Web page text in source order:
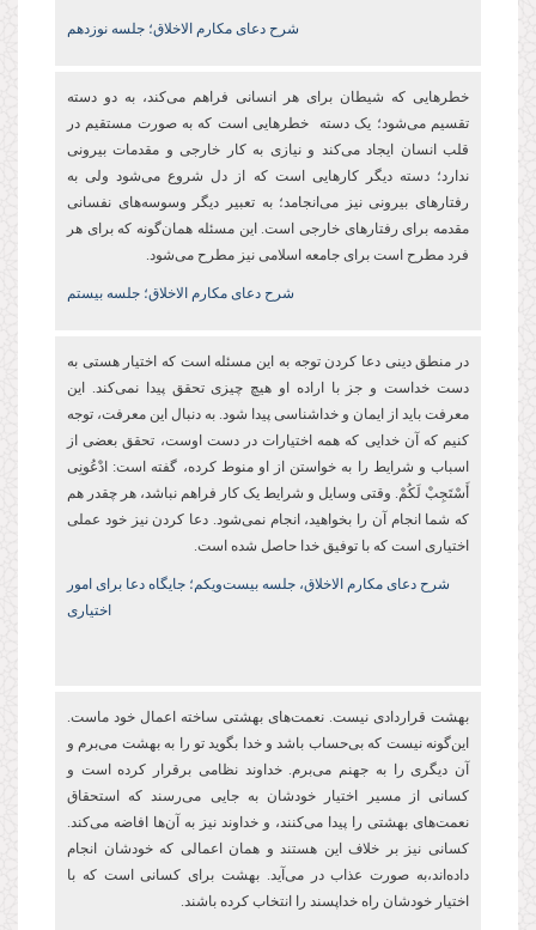
شرح دعای مکارم الاخلاق؛ جلسه نوزدهم
خطرهایی که شیطان برای هر انسانی فراهم می‌کند، به دو دسته
تقسیم می‌شود؛ یک دسته خطرهایی است که به صورت مستقیم در
قلب انسان ایجاد می‌کند و نیازی به کار خارجی و مقدمات بیرونی
ندارد؛ دسته دیگر کارهایی است که از دل شروع می‌شود ولی به
رفتارهای بیرونی نیز می‌انجامد؛ به تعبیر دیگر وسوسه‌های نفسانی
مقدمه برای رفتارهای خارجی است. این مسئله همان‌گونه که برای هر
فرد مطرح است برای جامعه اسلامی نیز مطرح می‌شود.
شرح دعای مکارم الاخلاق؛ جلسه بیستم
در منطق دینی دعا کردن توجه به این مسئله است که اختیار هستی به
دست خداست و جز با اراده او هیچ چیزی تحقق پیدا نمی‌کند. این
معرفت باید از ایمان و خداشناسی پیدا شود. به دنبال این معرفت، توجه
کنیم که آن خدایی که همه اختیارات در دست اوست، تحقق بعضی از
اسباب و شرایط را به خواستن از او منوط کرده، گفته است: ادْعُونِی
أَسْتَجِبْ لَكُمْ. وقتی وسایل و شرایط یک کار فراهم نباشد، هر چقدر هم
که شما انجام آن را بخواهید، انجام نمی‌شود. دعا کردن نیز خود عملی
اختیاری است که با توفیق خدا حاصل شده است.
شرح دعای مکارم الاخلاق، جلسه بیست‌ویکم؛ جایگاه دعا برای امور
اختیاری
بهشت قراردادی نیست. نعمت‌های بهشتی ساخته اعمال خود ماست.
این‌گونه نیست که بی‌حساب باشد و خدا بگوید تو را به بهشت می‌برم و
آن دیگری را به جهنم می‌برم. خداوند نظامی برقرار کرده است و
کسانی از مسیر اختیار خودشان به جایی می‌رسند که استحقاق
نعمت‌های بهشتی را پیدا می‌کنند، و خداوند نیز به آن‌ها افاضه می‌کند.
کسانی نیز بر خلاف این هستند و همان اعمالی که خودشان انجام
داده‌اند،‌به صورت عذاب در می‌آید. بهشت برای کسانی است که با
اختیار خودشان راه خداپسند را انتخاب کرده باشند.